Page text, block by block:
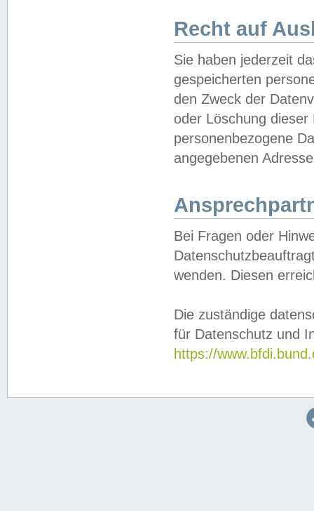
Recht auf
Sie haben jederzeit
gespeicherten
den Zweck der
oder Löschung
personenbezogene
angegebenen
Bei Fragen oder
wenden. Diesen
Die zuständige
für Datenschutz und
https://